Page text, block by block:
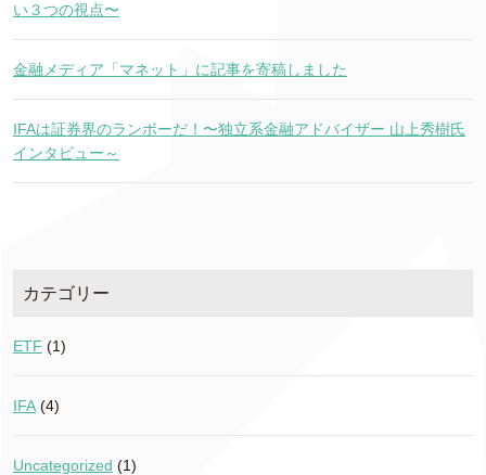
い３つの視点〜
金融メディア「マネット」に記事を寄稿しました
IFAは証券界のランボーだ！〜独立系金融アドバイザー 山上秀樹氏
インタビュー～
カテゴリー
ETF (1)
IFA (4)
Uncategorized (1)